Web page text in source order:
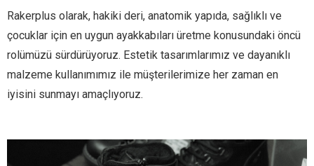
Rakerplus olarak, hakiki deri, anatomik yapıda, sağlıklı ve
çocuklar için en uygun ayakkabıları üretme konusundaki öncü
rolümüzü sürdürüyoruz. Estetik tasarımlarımız ve dayanıklı
malzeme kullanımımız ile müşterilerimize her zaman en
iyisini sunmayı amaçlıyoruz.